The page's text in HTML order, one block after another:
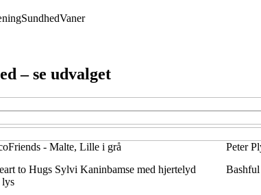
SundhedVaner
– se udvalget
- Malte, Lille i grå Peter
to Hugs Sylvi Kaninbamse med hjertelyd